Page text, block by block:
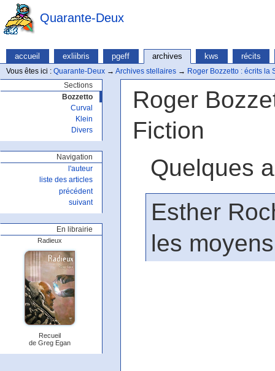
Quarante-Deux
accueil exliibris pgeff archives kws récits
Vous êtes ici : Quarante-Deux → Archives stellaires → Roger Bozzetto : écrits la
Sections
Bozzetto
Curval
Klein
Divers
Navigation
l'auteur
liste des articles
précédent
suivant
En librairie
Radieux
Recueil
de Greg Egan
Roger
Fiction
Quelques
Esther
les